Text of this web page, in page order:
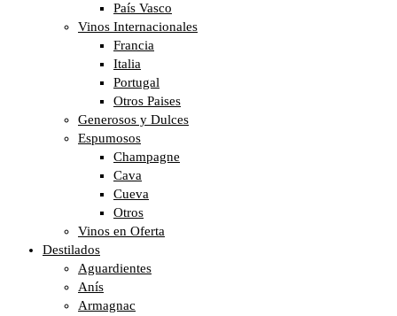
País Vasco
Vinos Internacionales
Francia
Italia
Portugal
Otros Paises
Generosos y Dulces
Espumosos
Champagne
Cava
Cueva
Otros
Vinos en Oferta
Destilados
Aguardientes
Anís
Armagnac